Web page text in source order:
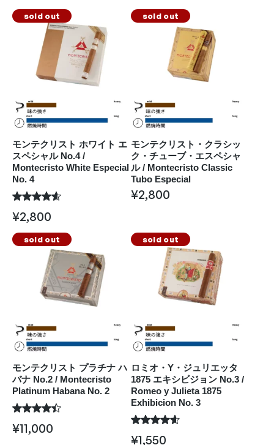
sold out
モンテクリスト ホワイト エ
スペシャル No.4 /
Montecristo White Especial
No. 4
¥2,800
sold out
モンテクリスト・クラシッ
ク・チューブ・エスペシャ
ル / Montecristo Classic
Tubo Especial
¥2,800
sold out
モンテクリスト プラチナ ハ
バナ No.2 / Montecristo
Platinum Habana No. 2
¥11,000
sold out
ロミオ・Y・ジュリエッタ
1875 エキシビジョン No.3 /
Romeo y Julieta 1875
Exhibicion No. 3
¥1,550